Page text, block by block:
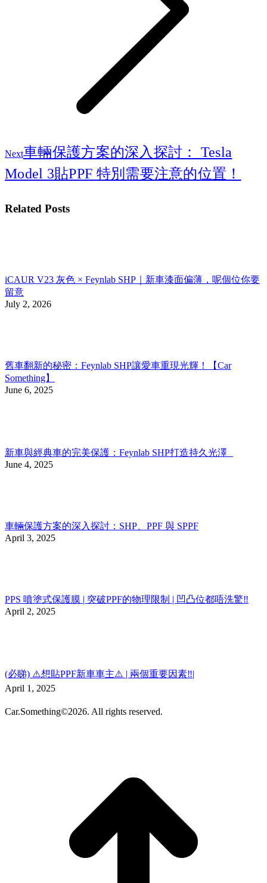
Next
Next
post:
車輛保護方案的深入探討： Tesla
Model 3貼PPF 特別需要注意的位置！
Related Posts
iCAUR V23 灰色 × Feynlab SHP｜新車漆面偏薄，呢個位你要
留意
July 2, 2026
舊車翻新的秘密：Feynlab SHP讓愛車重現光輝！【Car
Something】
June 6, 2025
新車與經典車的完美保護：Feynlab SHP打造持久光澤
June 4, 2025
車輛保護方案的深入探討：SHP、PPF 與 SPPF
April 3, 2025
PPS 噴塗式保護膜 | 突破PPF的物理限制 | 凹凸位都唔洗驚‼️
April 2, 2025
(必睇) ⚠️想貼PPF新車車主⚠️ | 兩個重要因素‼️|
April 1, 2025
Car.Something©2026. All rights reserved.